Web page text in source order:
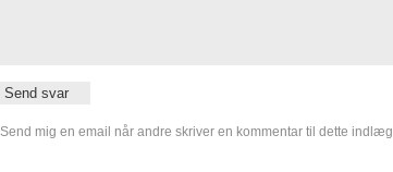
Send mig en email når andre skriver en kommentar til dette indlæg